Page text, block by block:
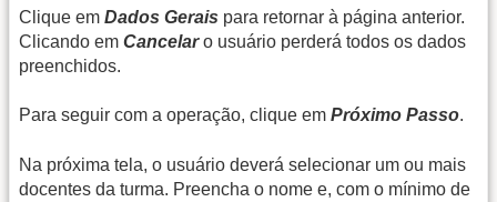
Clique em Dados Gerais para retornar à página anterior.
Clicando em Cancelaro usuário perderá todos os dados
preenchidos.
Para seguir com a operação, clique em Próximo Passo.
Na próxima tela, o usuário deverá selecionar um ou mais
docentes da turma. Preencha o nome e, com o mínimo de